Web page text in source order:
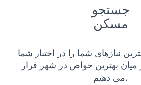
جستجو
مسکن
نیازهای شما را در اختیار شما
میان بهترین خواص در شهر قرار
می دهیم.